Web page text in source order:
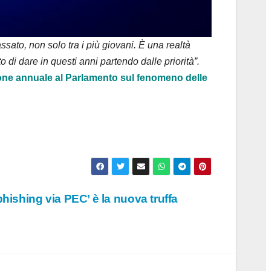
non solo tra i più giovani. È una realtà
di dare in questi anni partendo dalle priorità”.
annuale al Parlamento sul fenomeno delle
via PEC’ è la nuova truffa